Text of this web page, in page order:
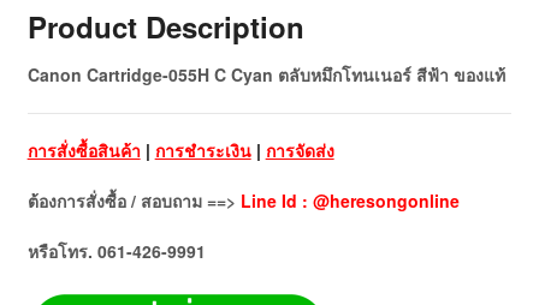
Product Description
Canon Cartridge-055H C Cyan ตลับหมึกโทนเนอร์ สีฟ้า ของแท้
การสั่งซื้อสินค้า | การชำระเงิน| การจัดส่ง
ต้องการสั่งซื้อ / สอบถาม ==> Line Id : @heresongonline
หรือโทร. 061-426-9991